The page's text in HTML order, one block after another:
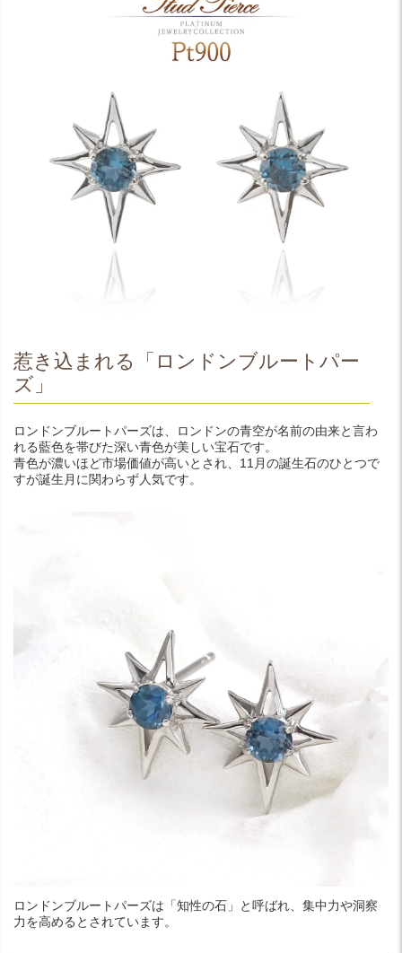
惹き込まれる「ロンドンブルートパー
ズ」
ロンドンブルートパーズは、ロンドンの青空が名前の由来と言わ
れる藍色を帯びた深い青色が美しい宝石です。
青色が濃いほど市場価値が高いとされ、11月の誕生石のひとつで
すが誕生月に関わらず人気です。
ロンドンブルートパーズは「知性の石」と呼ばれ、集中力や洞察
力を高めるとされています。